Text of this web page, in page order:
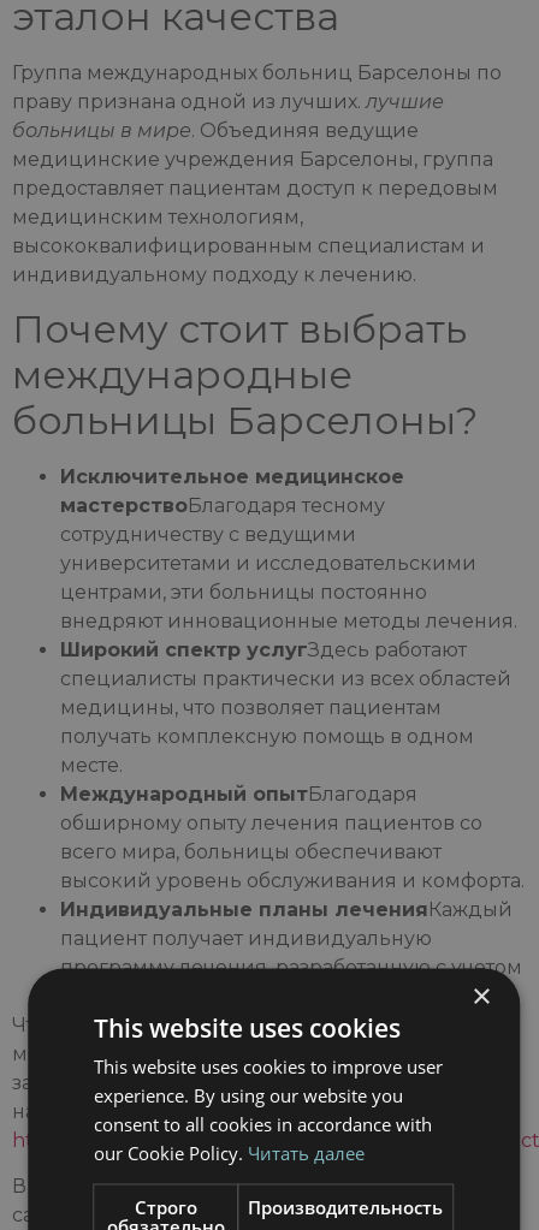
эталон качества
Группа международных больниц Барселоны по
праву признана одной из лучших. лучшие
больницы в мире. Объединяя ведущие
медицинские учреждения Барселоны, группа
предоставляет пациентам доступ к передовым
медицинским технологиям,
высококвалифицированным специалистам и
индивидуальному подходу к лечению.
Почему стоит выбрать
международные
больницы Барселоны?
Исключительное медицинское
мастерствоБлагодаря тесному
сотрудничеству с ведущими
университетами и исследовательскими
центрами, эти больницы постоянно
внедряют инновационные методы лечения.
Широкий спектр услугЗдесь работают
специалисты практически из всех областей
медицины, что позволяет пациентам
получать комплексную помощь в одном
месте.
Международный опытБлагодаря
обширному опыту лечения пациентов со
всего мира, больницы обеспечивают
высокий уровень обслуживания и комфорта.
Индивидуальные планы леченияКаждый
пациент получает индивидуальную
программу лечения, разработанную с учетом
Чтобы узнать больше о преимуществах
международных больниц Барселоны и
записаться на консультацию, заполните форму на
нашем сайте по адресу:
https://barcelonainternationalhospitals.com/en/
В Barcelona International Hospitals вы найдете
самые престижные больницы в городе
×
This website uses cookies
This website uses cookies to improve user
experience. By using our website you
consent to all cookies in accordance with
our Cookie Policy. Читать далее
Строго
Производительность